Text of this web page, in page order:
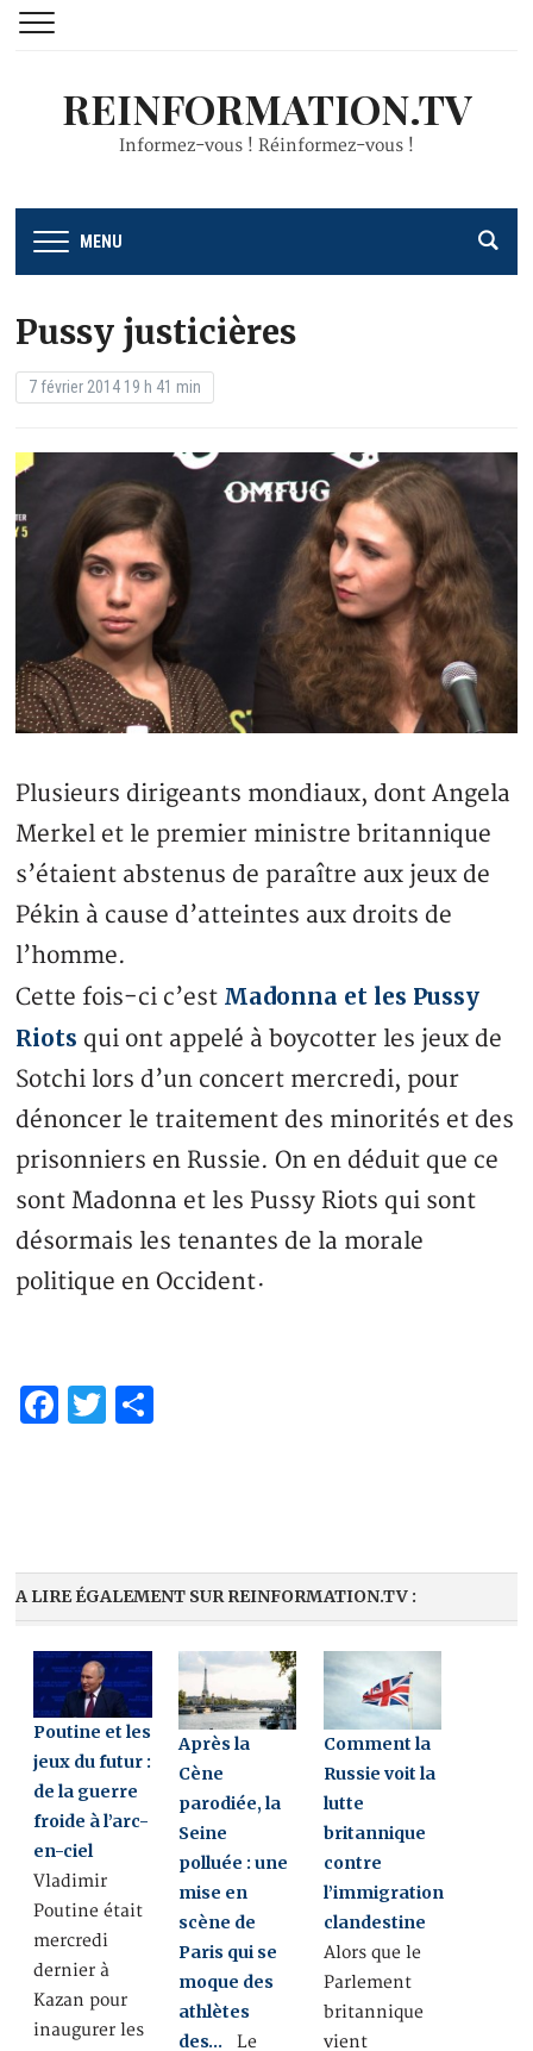
REINFORMATION.TV
Informez-vous ! Réinformez-vous !
MENU
Pussy justicières
7 février 2014 19 h 41 min
Plusieurs dirigeants mondiaux, dont Angela
Merkel et le premier ministre britannique
s’étaient abstenus de paraître aux jeux de
Pékin à cause d’atteintes aux droits de
l’homme.
Cette fois-ci c’est Madonna et les Pussy
Riots qui ont appelé à boycotter les jeux de
Sotchi lors d’un concert mercredi, pour
dénoncer le traitement des minorités et des
prisonniers en Russie. On en déduit que ce
sont Madonna et les Pussy Riots qui sont
désormais les tenantes de la morale
politique en Occident·
Facebook
Twitter
A LIRE ÉGALEMENT SUR REINFORMATION.TV :
Poutine et les
jeux du futur :
de la guerre
froide à l’arc-
en-ciel
Vladimir
Poutine était
mercredi
dernier à
Kazan pour
inaugurer les
Après la
Cène
parodiée, la
Seine
polluée : une
mise en
scène de
Paris qui se
moque des
athlètes
des… Le
Comment la
Russie voit la
lutte
britannique
contre
l’immigration
clandestine
Alors que le
Parlement
britannique
vient